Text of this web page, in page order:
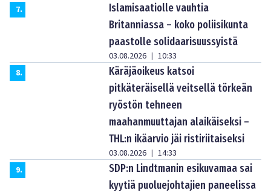
7.
Islamisaatiolle vauhtia
Britanniassa – koko poliisikunta
paastolle solidaarisuussyistä
03.08.2026 | 10:33
8.
Käräjäoikeus katsoi
pitkäteräisellä veitsellä törkeän
ryöstön tehneen
maahanmuuttajan alaikäiseksi –
THL:n ikäarvio jäi ristiriitaiseksi
03.08.2026 | 14:33
9.
SDP:n Lindtmanin esikuvamaa sai
kyytiä puoluejohtajien paneelissa